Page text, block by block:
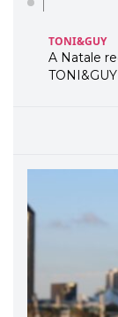
TONI&GUY
A Natale
LABEL.M